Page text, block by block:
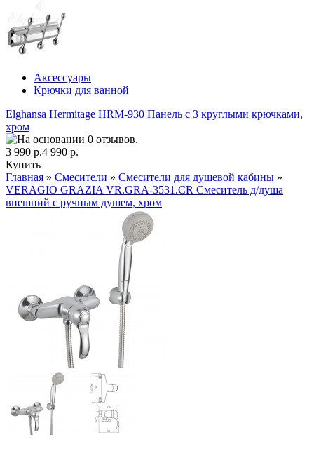
Аксессуары
Крючки для ванной
Elghansa Hermitage HRM-930 Панель с 3 круглыми крючками,
хром
3 990 р.4 990 р.
Купить
Главная » Смесители » Смесители для душевой кабины »
VERAGIO GRAZIA VR.GRA-3531.CR Смеситель д/душа
внешний с ручным душем, хром